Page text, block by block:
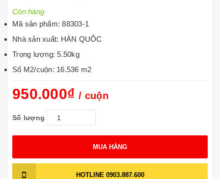
Còn hàng
Mã sản phẩm: 88303-1
Nhà sản xuất: HÀN QUỐC
Trọng lượng: 5.50kg
Số M2/cuộn: 16.536 m2
950.000₫/ cuộn
Số lượng
MUA HÀNG
HOTLINE 0903.887.600